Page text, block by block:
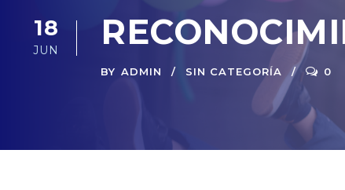
18
JUN
BY ADMIN SIN CATEGORÍA 0